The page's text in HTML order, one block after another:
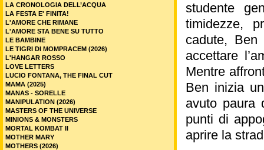
studente
timidezze,
cadute, Ben
accettare
Mentre
Ben inizia
avuto paura
punti di
aprire la
LA CRONOLOGIA DELL’ACQUA
LA FESTA E' FINITA!
L'AMORE CHE RIMANE
L'AMORE STA BENE SU TUTTO
LE BAMBINE
LE TIGRI DI MOMPRACEM (2026)
L'HANGAR ROSSO
LOVE LETTERS
LUCIO FONTANA, THE FINAL CUT
MAMA (2025)
MANAS - SORELLE
MANIPULATION (2026)
MASTERS OF THE UNIVERSE
MINIONS & MONSTERS
MORTAL KOMBAT II
MOTHER MARY
MOTHERS (2026)